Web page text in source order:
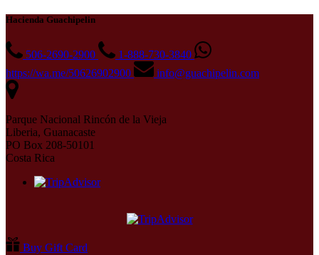
Hacienda Guachipelin
506-2690-2900
1-888-730-3840
https://wa.me/50626902900
info@guachipelin.com
Parque Nacional Rincón de la Vieja
Liberia, Guanacaste
PO Box 208-50101
Costa Rica
Buy Gift Card